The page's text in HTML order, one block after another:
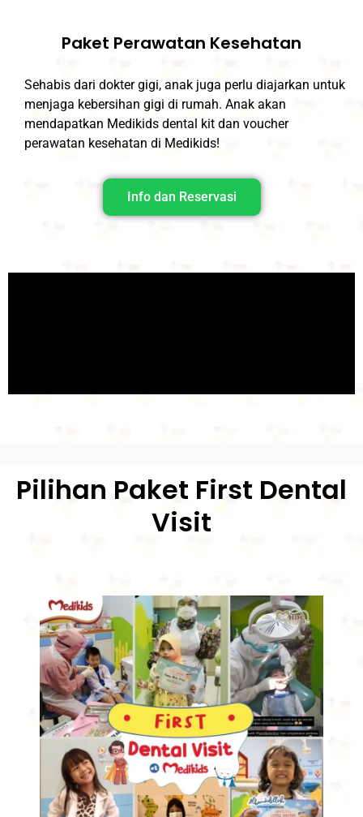
Paket Perawatan Kesehatan
Sehabis dari dokter gigi, anak juga perlu diajarkan untuk
menjaga kebersihan gigi di rumah. Anak akan
mendapatkan Medikids dental kit dan voucher
perawatan kesehatan di Medikids!
Info dan Reservasi
Pilihan Paket First Dental
Visit